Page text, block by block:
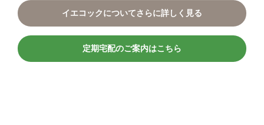
イエコックについてさらに詳しく見る
定期宅配のご案内はこちら